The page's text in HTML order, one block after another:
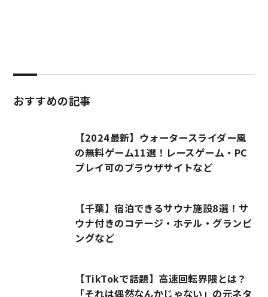
おすすめの記事
【2024最新】ウォータースライダー風
の無料ゲーム11選！レースゲーム・PC
プレイ可のブラウザサイトなど
【千葉】宿泊できるサウナ施設8選！サ
ウナ付きのコテージ・ホテル・グランピ
ングなど
【TikTokで話題】高速回転界隈とは？
「それは偶然なんかじゃない」の元ネタ